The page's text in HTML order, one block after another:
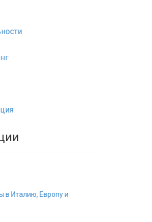
в Италию, Европу и